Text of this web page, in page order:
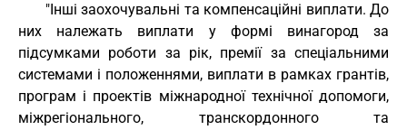
"Інші заохочувальні та компенсаційні виплати. До
них належать виплати у формі винагород за
підсумками роботи за рік, премії за спеціальними
системами і положеннями, виплати в рамках грантів,
програм і проектів міжнародної технічної допомоги,
міжрегіонального, транскордонного та